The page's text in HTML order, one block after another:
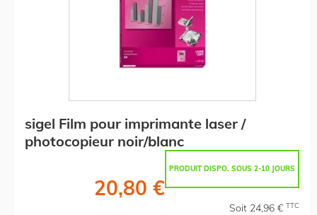
sigel Film pour imprimante laser /
photocopieur noir/blanc
PRODUIT DISPO. SOUS 2-10 JOURS
20,80 €
Soit 24,96 € TTC